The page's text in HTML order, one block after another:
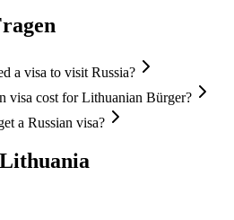
a visa to visit Russia?
visa cost for Lithuanian Bürger?
a Russian visa?
Lithuania